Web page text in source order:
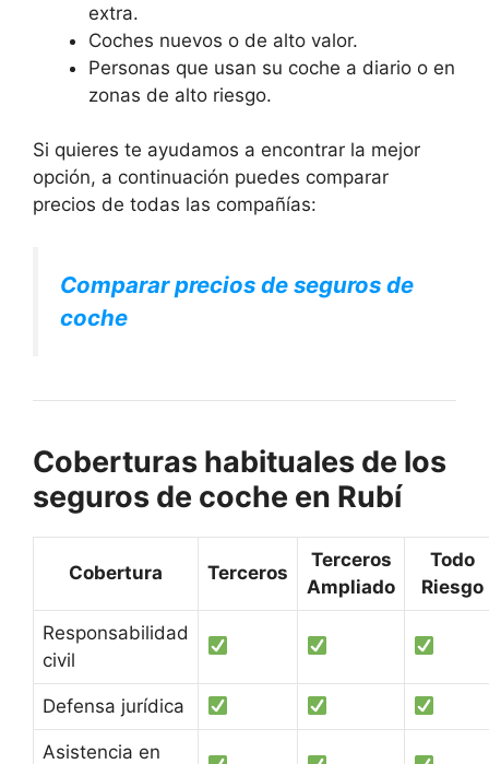
extra.
Coches nuevos o de alto valor.
Personas que usan su coche a diario o en
zonas de alto riesgo.
Si quieres te ayudamos a encontrar la mejor
opción, a continuación puedes comparar
precios de todas las compañías:
Comparar precios de seguros de
coche
Coberturas habituales de los
seguros de coche en Rubí
Cobertura Terceros
Terceros
Ampliado
Todo
Riesgo
Responsabilidad
civil
Defensa jurídica
Asistencia en